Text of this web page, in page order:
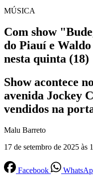
MÚSICA
Com show
do Piauí e Waldo
nesta quinta (18)
Show acontece
avenida Jockey
vendidos na
Malu Barreto
17 de setembro de 2025 às
Facebook